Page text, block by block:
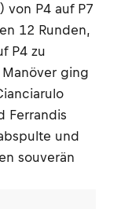
von P4 auf P7
12 Runden,
P4 zu
ging
Ferrandis
und
souverän